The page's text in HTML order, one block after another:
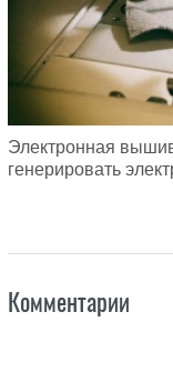
Электронная
генерировать
Комментарии